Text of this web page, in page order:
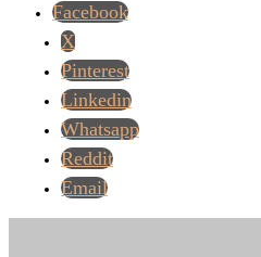
Facebook
X
Pinterest
Linkedin
Whatsapp
Reddit
Email